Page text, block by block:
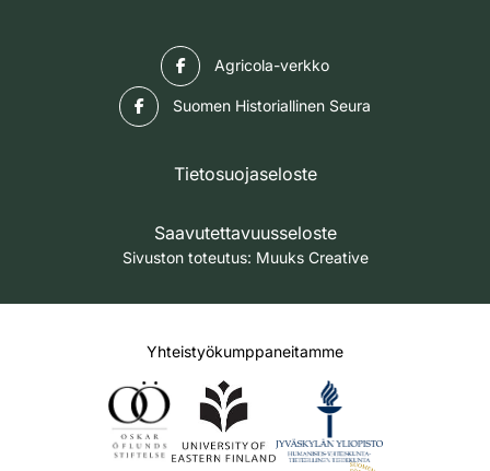
Agricola-verkko
Suomen Historiallinen Seura
Tietosuojaseloste
Saavutettavuusseloste
Sivuston toteutus: Muuks Creative
Yhteistyökumppaneitamme